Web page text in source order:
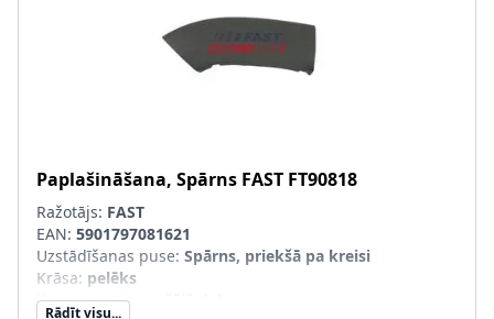
Paplašināšana, Spārns FAST FT90818
Ražotājs: FAST
EAN: 5901797081621
Uzstādīšanas puse: Spārns, priekšā pa kreisi
Krāsa: pelēks
Komponenti:
Rādīt visu...